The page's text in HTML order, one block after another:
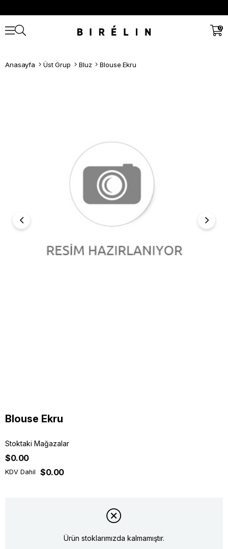
0
Anasayfa Üst Grup Bluz Blouse Ekru
Blouse Ekru
Stoktaki Mağazalar
$0.00
KDV Dahil $0.00
Ürün stoklarımızda kalmamıştır.